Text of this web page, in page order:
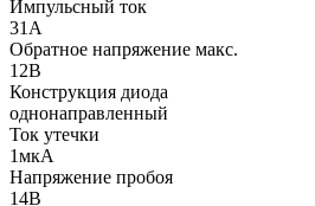
Импульсный ток
31А
Обратное напряжение макс.
12В
Конструкция диода
однонаправленный
Ток утечки
1мкА
Напряжение пробоя
14В